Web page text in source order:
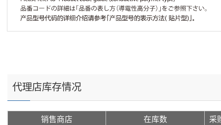
代理店库存情况
销售商店 在库数
采